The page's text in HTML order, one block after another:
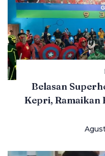
Belasan
Kepri, Ramaikan